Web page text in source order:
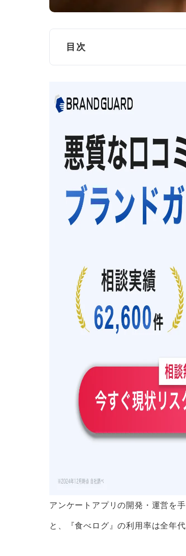
目次
食べログの口コミで
食べログの口コミ･店舗情
食べログの口コミは基
問題ある口コミとし
食べログで削除されに
2週間経っても削除さ
弁護士へ裁判（仮処分
弁護士へ相談するな
食べログの口コミ投稿者の
弁護士に特定のため
アンケートアプリの開発・運営を
と、『食べログ』の利用率は全年